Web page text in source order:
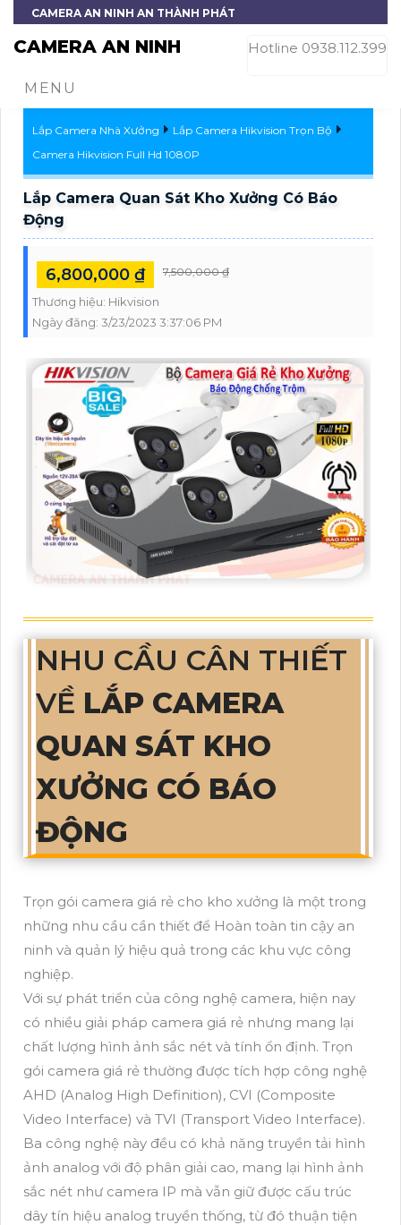
CAMERA AN NINH AN THÀNH PHÁT
CAMERA AN NINH Hotline 0938.112.399
MENU
Lắp Camera Nhà Xưởng
Lắp Camera Hikvision Trọn Bộ
Camera Hikvision Full Hd 1080P
Lắp Camera Quan Sát Kho Xưởng Có Báo
Động
6,800,000 ₫ 7,500,000 ₫
Thương hiệu: Hikvision
Ngày đăng: 3/23/2023 3:37:06 PM
NHU CẦU CÂN THIẾT
VỀ LẮP CAMERA
QUAN SÁT KHO
XƯỞNG CÓ BÁO
ĐỘNG
Trọn gói camera giá rẻ cho kho xưởng là một trong
những nhu cầu cần thiết để Hoàn toàn tin cậy an
ninh và quản lý hiệu quả trong các khu vực công
nghiệp.
Với sự phát triển của công nghệ camera, hiện nay
có nhiều giải pháp camera giá rẻ nhưng mang lại
chất lượng hình ảnh sắc nét và tính ổn định. Trọn
gói camera giá rẻ thường được tích hợp công nghệ
AHD (Analog High Definition), CVI (Composite
Video Interface) và TVI (Transport Video Interface).
Ba công nghệ này đều có khả năng truyền tải hình
ảnh analog với độ phân giải cao, mang lại hình ảnh
sắc nét như camera IP mà vẫn giữ được cấu trúc
dây tín hiệu analog truyền thống, từ đó thuận tiện